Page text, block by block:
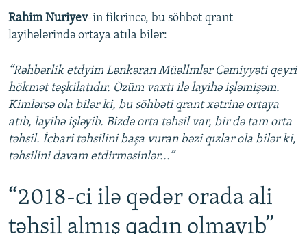
Rahim Nuriyev-in fikrincə, bu söhbət qrant
layihələrində ortaya atıla bilər:
“Rəhbərlik etdyim Lənkəran Müəllmlər Cəmiyyəti qeyri
hökmət təşkilatıdır. Özüm vaxtı ilə layihə işləmişəm.
Kimlərsə ola bilər ki, bu söhbəti qrant xətrinə ortaya
atıb, layihə işləyib. Bizdə orta təhsil var, bir də tam orta
təhsil. İcbari təhsilini başa vuran bəzi qızlar ola bilər ki,
təhsilini davam etdirməsinlər...”
“2018-ci ilə qədər orada ali
təhsil almış qadın olmayıb”